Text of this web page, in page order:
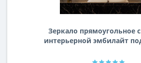
Зеркало прямоугольное
интерьерной эмбилайт